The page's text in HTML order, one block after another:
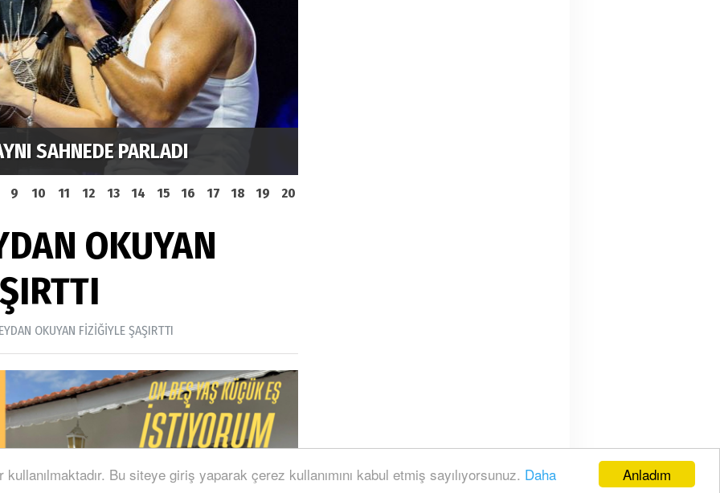
Anladım
Bu siteye giriş yaparak çerez kullanımını kabul etmiş sayılıyorsunuz. Daha
SAHNEDE PARLADI
9 10 11 12 13 14 15 16 17 18 19 20
OKUYAN
OKUYAN FİZİĞİYLE ŞAŞIRTTI